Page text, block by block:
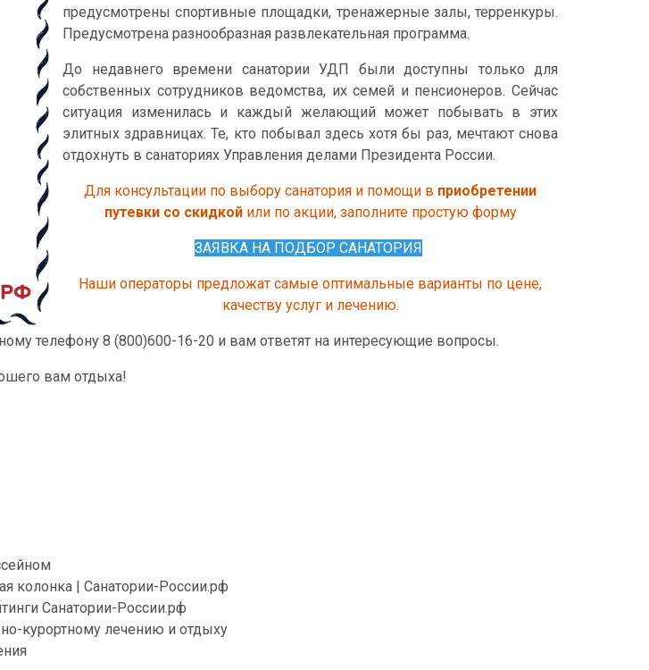
предусмотрены спортивные площадки, тренажерные залы, терренкуры.
Предусмотрена разнообразная развлекательная программа.
До недавнего времени санатории УДП были доступны только для
собственных сотрудников ведомства, их семей и пенсионеров. Сейчас
ситуация изменилась и каждый желающий может побывать в этих
элитных здравницах. Те, кто побывал здесь хотя бы раз, мечтают снова
отдохнуть в санаториях Управления делами Президента России.
Для консультации по выбору санатория и помощи в приобретении
путевки со скидкойили по акции, заполните простую форму
ЗАЯВКА НА ПОДБОР САНАТОРИЯ
Наши операторы предложат самые оптимальные варианты по цене,
качеству услуг и лечению.
телефону 8 (800)600-16-20 и вам ответят на интересующие вопросы.
вам отдыха!
колонка | Санатории-России.рф
Санатории-России.рф
курортному лечению и отдыху